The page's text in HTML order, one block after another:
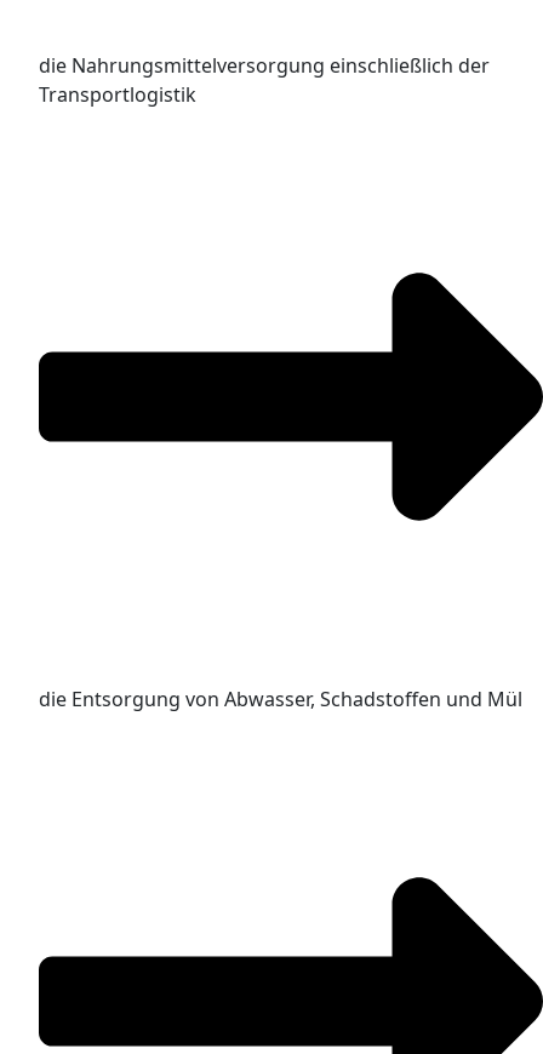
die Nahrungsmittelversorgung einschließlich der
Transportlogistik
die Entsorgung von Abwasser, Schadstoffen und Mül